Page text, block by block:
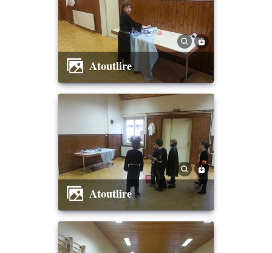
Atoutlire
Atoutlire